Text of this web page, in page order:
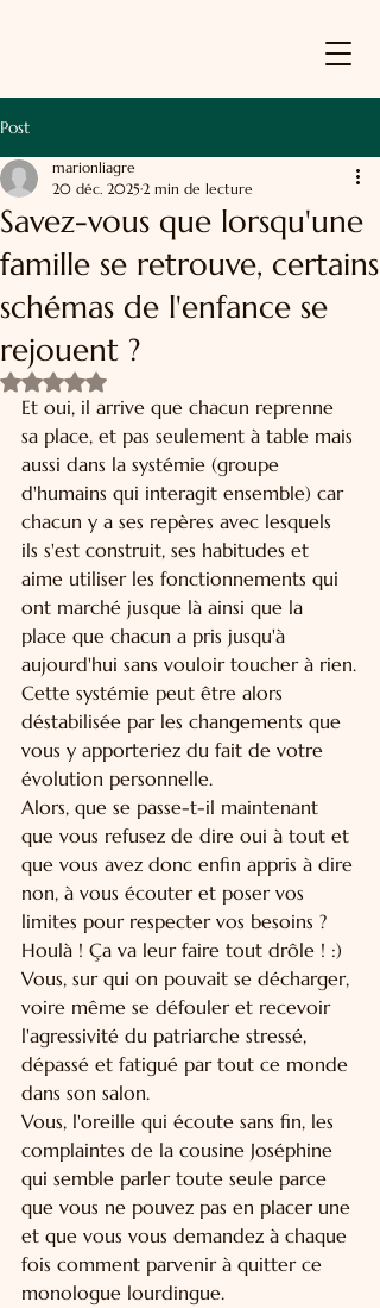
Post
Savez-vous que lorsqu'une
famille se retrouve, certains
schémas de l'enfance se
rejouent ?
marionliagre
20 déc. 2025 2 min de lecture
Noté NaN étoiles sur 5.
Et oui, il arrive que chacun reprenne
sa place, et pas seulement à table mais
aussi dans la systémie (groupe
d'humains qui interagit ensemble) car
chacun y a ses repères avec lesquels
ils s'est construit, ses habitudes et
aime utiliser les fonctionnements qui
ont marché jusque là ainsi que la
place que chacun a pris jusqu'à
aujourd'hui sans vouloir toucher à rien.
Cette systémie peut être alors
déstabilisée par les changements que
vous y apporteriez du fait de votre
évolution personnelle.
Alors, que se passe-t-il maintenant
que vous refusez de dire oui à tout et
que vous avez donc enfin appris à dire
non, à vous écouter et poser vos
limites pour respecter vos besoins ?
Houlà ! Ça va leur faire tout drôle ! :)
Vous, sur qui on pouvait se décharger,
voire même se défouler et recevoir
l'agressivité du patriarche stressé,
dépassé et fatigué par tout ce monde
dans son salon.
Vous, l'oreille qui écoute sans fin, les
complaintes de la cousine Joséphine
qui semble parler toute seule parce
que vous ne pouvez pas en placer une
et que vous vous demandez à chaque
fois comment parvenir à quitter ce
monologue lourdingue.